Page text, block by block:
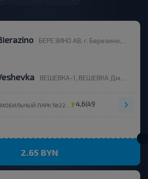
БЕРЕЗИНО АВ, г. Березино, ул. Горького, 36
ВЕШЕВКА-1, ВЕШЕВКА Дмитровичский с/с Березинский р-н МИНСКАЯ ОБЛ. Беларусь
4,6(49)
2.65 BYN